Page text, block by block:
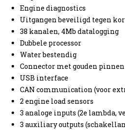
Engine diagnostics
Uitgangen beveiligd tegen
38 kanalen, 4Mb datalogging
Dubbele processor
Water bestendig
Connector met gouden pinnen
USB interface
CAN communication (voor
2 engine load sensors
3 analoge inputs (2e lambda,
3 auxiliary outputs